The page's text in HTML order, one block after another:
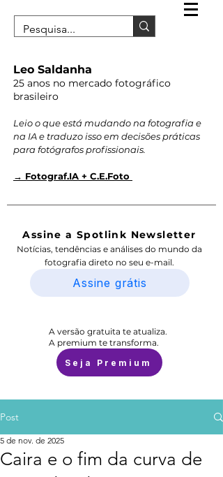
Leo Saldanha
25 anos no mercado fotográfico
brasileiro
Leio o que está mudando na fotografia e
na IA e traduzo isso em decisões práticas
para fotógrafos profissionais.
→ Fotograf.IA + C.E.Foto
Assine a Spotlink Newsletter
Notícias, tendências e análises do mundo da
fotografia direto no seu e-mail.
Assine grátis
A versão gratuita te atualiza.
A premium te transforma.
Seja Premium
Post
Caira e o fim da curva de
5 de nov. de 2025